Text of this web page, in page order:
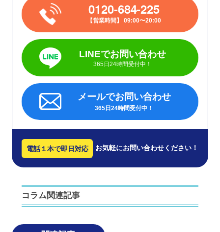
0120-684-225
営業時間 09:00〜20:00
LINEでお問い合わせ
365日24時間受付中！
メールでお問い合わせ
365日24時間受付中！
電話１本で即日対応 お気軽にお問い合わせください！
コラム関連記事